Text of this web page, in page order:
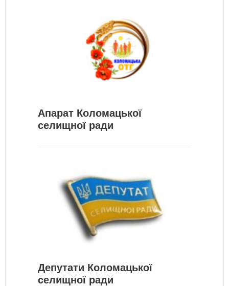
Апарат Коломацької
селищної ради
Депутати Коломацької
селищної ради